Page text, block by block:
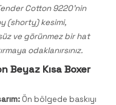
Cotton 9220’nin
(shorty) kesimi,
ve görünmez bir hat
odaklanırsınız.
Beyaz Kısa Boxer
Ön bölgede baskıyı